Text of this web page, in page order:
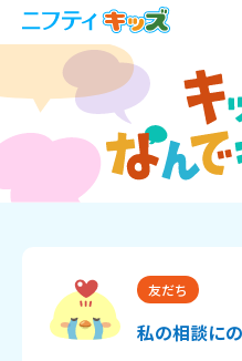
友だち
私の相談に